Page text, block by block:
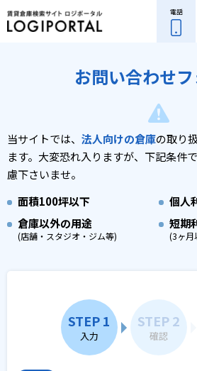
電話
お問い合わせ
当サイトでは、 法人向けの倉庫の取り
ます。 大変恐れ入りますが、下記条件
慮下さいませ。
面積100坪以下
個人
倉庫以外の用途
(店舗・スタジオ・ジム等)
短期
(3ヶ月
STEP 1
入力
STEP 2
確認